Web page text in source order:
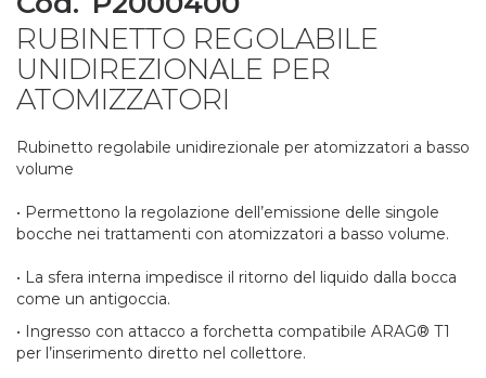
RUBINETTO REGOLABILE
UNIDIREZIONALE PER
ATOMIZZATORI
Rubinetto regolabile unidirezionale per atomizzatori a basso
volume
• Permettono la regolazione dell’emissione delle singole
bocche nei trattamenti con atomizzatori a basso volume.
• La sfera interna impedisce il ritorno del liquido dalla bocca
come un antigoccia.
• Ingresso con attacco a forchetta compatibile ARAG® T1
per l’inserimento diretto nel collettore.
to
the
beginning
of
the
gallery